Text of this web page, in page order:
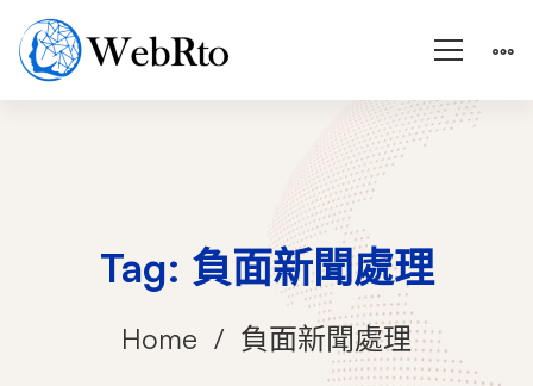
Tag: 負面新聞處理
Home 負面新聞處理